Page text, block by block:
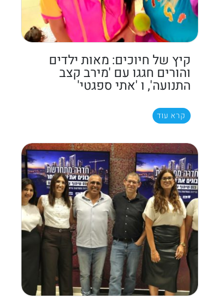
קיץ של חיוכים: מאות ילדים
והורים חגגו עם 'מירב קצב
התנועה', ו 'אתי ספגטי'
קרא עוד